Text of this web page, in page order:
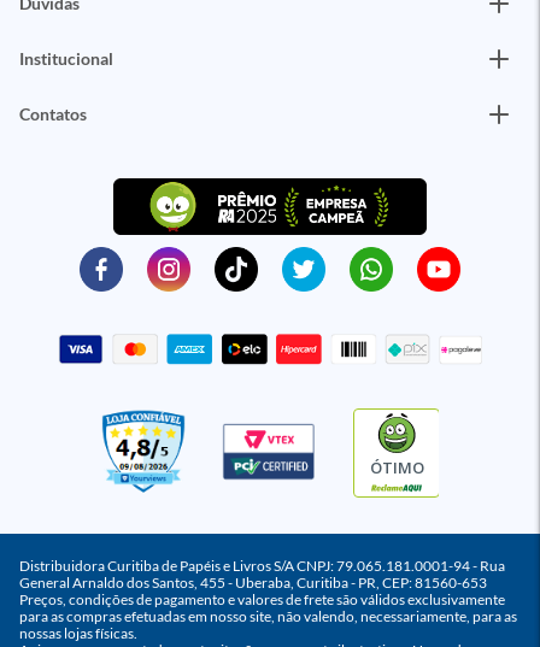
Institucional
Contatos
ÓTIMO
Distribuidora Curitiba de Papéis e Livros S/A CNPJ: 79.065.181.0001-94 - Rua
General Arnaldo dos Santos, 455 - Uberaba, Curitiba - PR, CEP: 81560-653
Preços, condições de pagamento e valores de frete são válidos exclusivamente
para as compras efetuadas em nosso site, não valendo, necessariamente, para as
nossas lojas físicas.